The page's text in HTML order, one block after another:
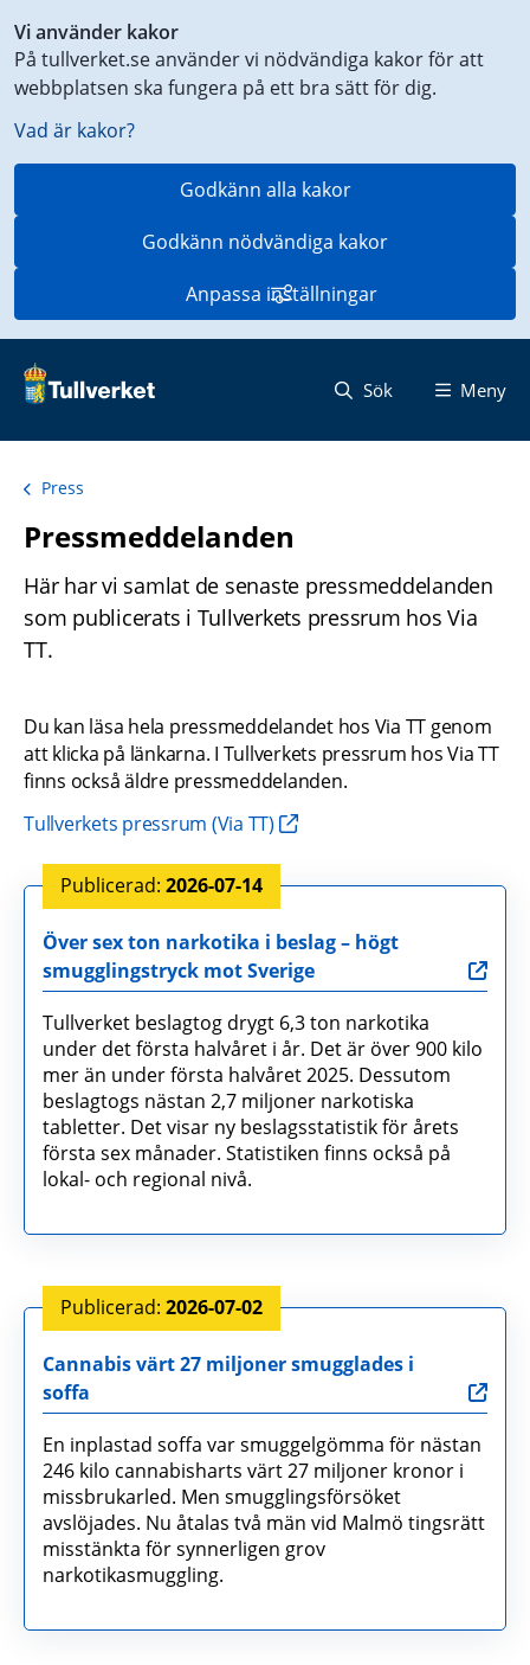
Vi använder kakor
På tullverket.se använder vi nödvändiga kakor för att
webbplatsen ska fungera på ett bra sätt för dig.
Vad är kakor?
Godkänn alla kakor
Godkänn nödvändiga kakor
Anpassa inställningar
till
innehåll
på
aktuell
Sök Meny
Press
Pressmeddelanden
Här har vi samlat de senaste pressmeddelanden
som publicerats i Tullverkets pressrum hos Via
TT.
Du kan läsa hela pressmeddelandet hos Via TT genom
att klicka på länkarna. I Tullverkets pressrum hos Via TT
finns också äldre pressmeddelanden.
Tullverkets pressrum (Via TT)
2026-07-14
Över sex ton narkotika i beslag – högt
smugglingstryck mot Sverige
Tullverket beslagtog drygt 6,3 ton narkotika
under det första halvåret i år. Det är över 900 kilo
mer än under första halvåret 2025. Dessutom
beslagtogs nästan 2,7 miljoner narkotiska
tabletter. Det visar ny beslagsstatistik för årets
första sex månader. Statistiken finns också på
lokal- och regional nivå.
2026-07-02
Cannabis värt 27 miljoner smugglades i
soffa
En inplastad soffa var smuggelgömma för nästan
246 kilo cannabisharts värt 27 miljoner kronor i
missbrukarled. Men smugglingsförsöket
avslöjades. Nu åtalas två män vid Malmö tingsrätt
misstänkta för synnerligen grov
narkotikasmuggling.